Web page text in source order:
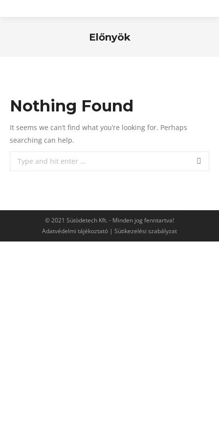
Előnyök
Nothing Found
It seems we can’t find what you’re looking for. Perhaps
searching can help.
© 2021 Sütödetech Kft. - Minden jog fenntartva!
Adatvédelmi tájékoztató | Sütikezelési szabályzat